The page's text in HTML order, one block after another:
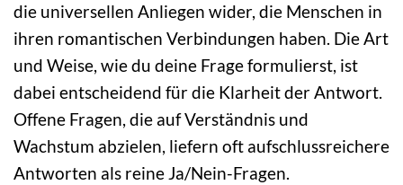
die universellen Anliegen wider, die Menschen in
ihren romantischen Verbindungen haben. Die Art
und Weise, wie du deine Frage formulierst, ist
dabei entscheidend für die Klarheit der Antwort.
Offene Fragen, die auf Verständnis und
Wachstum abzielen, liefern oft aufschlussreichere
Antworten als reine Ja/Nein-Fragen.